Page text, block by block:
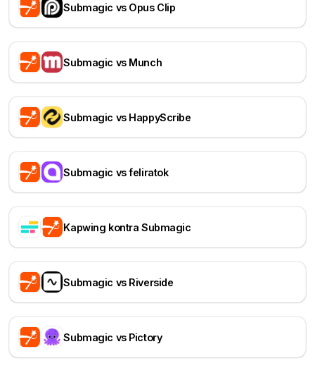
Submagic vs Opus Clip
Submagic vs Munch
Submagic vs HappyScribe
Submagic vs feliratok
Kapwing kontra Submagic
Submagic vs Riverside
Submagic vs Pictory